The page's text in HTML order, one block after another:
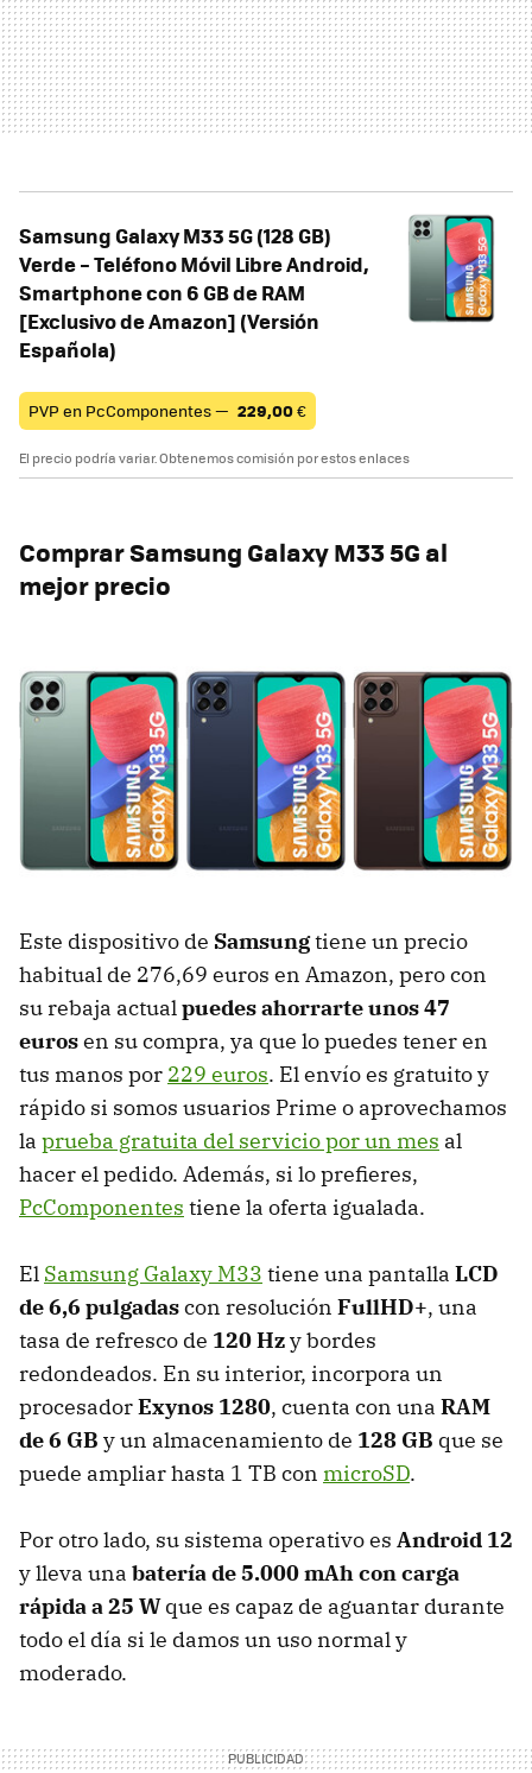
Samsung Galaxy M33 5G (128 GB)
Verde – Teléfono Móvil Libre Android,
Smartphone con 6 GB de RAM
[Exclusivo de Amazon] (Versión
Española)
PVP en PcComponentes — 229,00€
El precio podría variar. Obtenemos comisión por estos enlaces
Comprar Samsung Galaxy M33 5G al
mejor precio
Este dispositivo de Samsungtiene un precio
habitual de 276,69 euros en Amazon, pero con
su rebaja actualpuedes ahorrarte unos 47
eurosen su compra, ya que lo puedes tener en
tus manos por 229 euros. El envío es gratuito y
rápido si somos usuarios Prime o aprovechamos
la prueba gratuita del servicio por un mes al
hacer el pedido. Además, si lo prefieres,
PcComponentes tiene la oferta igualada.
El Samsung Galaxy M33 tiene una pantalla LCD
de 6,6 pulgadascon resolución FullHD+, una
tasa de refresco de 120 Hzy bordes
redondeados. En su interior, incorpora un
procesadorExynos 1280, cuenta con una RAM
de 6 GB y un almacenamiento de 128 GB que se
puede ampliar hasta 1 TB con microSD.
Por otro lado, su sistema operativo es Android 12
ylleva una batería de 5.000 mAh con carga
rápida a 25 Wque es capaz de aguantar durante
todo el día si le damos un uso normal y
moderado.